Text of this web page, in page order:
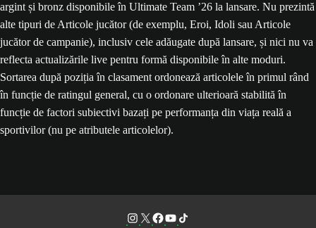
argint și bronz disponibile în Ultimate Team ’26 la lansare. Nu prezintă
alte tipuri de Articole jucător (de exemplu, Eroi, Idoli sau Articole
jucător de campanie), inclusiv cele adăugate după lansare, și nici nu va
reflecta actualizările live pentru formă disponibile în alte moduri.
Sortarea după poziția în clasament ordonează articolele în primul rând
în funcție de ratingul general, cu o ordonare ulterioară stabilită în
funcție de factori subiectivi bazați pe performanța din viața reală a
sportivilor (nu pe atributele articolelor).